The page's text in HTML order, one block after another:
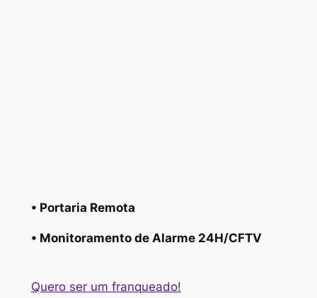
• Portaria Remota
• Monitoramento de Alarme 24H/CFTV
Quero ser um franqueado!